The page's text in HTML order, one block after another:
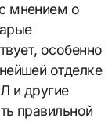
мнением о
особенно
отделке
и другие
правильной